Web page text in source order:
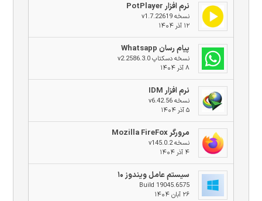
نرم افزار PotPlayer
نسخه v1.7.22619
۱۲ آذر ۱۴۰۴
پیام رسان Whatsapp
نسخه دسکتاپ v2.2586.3.0
۸ آذر ۱۴۰۴
نرم افزار IDM
نسخه v6.42.56
۵ آذر ۱۴۰۴
مرورگر Mozilla FireFox
نسخه v145.0.2
۴ آذر ۱۴۰۴
سیستم عامل ویندوز ۱۰
Build 19045.6575
۲۶ آبان ۱۴۰۴